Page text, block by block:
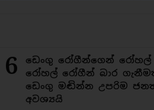
6
ඩෙංගු රෝගීන්ගෙන් රෝහල්
රෝහල් රෝගීන් බාර
ඩෙංගු මඬින්න උපරිම
අවශ්‍යයි